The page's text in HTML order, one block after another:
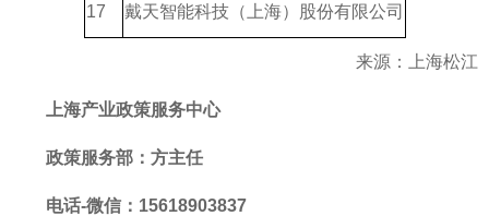
17 戴天智能科技（上海）股份有限公司
来源：上海松江
上海产业政策服务中心
政策服务部 ：方主任
电话-微信：15618903837